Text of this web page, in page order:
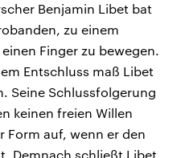
Benjamin Libet bat
zu einem
Finger zu bewegen.
Entschluss maß Libet
Seine Schlussfolgerung
keinen freien Willen
Form auf, wenn er den
Demnach schließt Libet